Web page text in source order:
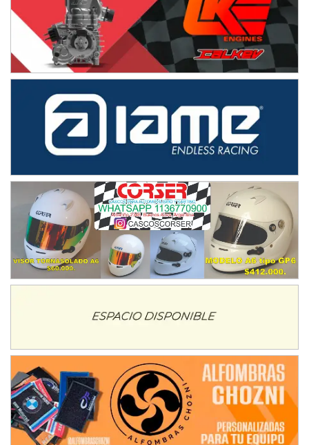
SUR SANTAFESINO - F4
José Samuel Sánchez (Tierra)
Rufino (Santa Fe)
TUCUMANO - F5
Juan Navarro (Asfalto)
COBERTURA ESPECIAL DE E-KART.COM.AR
08/09-AGO
IAME SERIES ARGENTINA 6
Baradero (Buenos Aires)
KDO - F6
Ciudad de Trenque Lauquen (Asfalto)
Trenque Lauquen (Buenos Aires)
ENTRERRIANO - F6 (POSTERGADA)
Parque de la Velocidad (Asfalto)
Villaguay (Entre Ríos)
Moto Club Reginense (Tierra)
Gral. E. Godoy (Río Negro)
CSK - F7
Juventud Unida (Tierra)
Humboldt (Santa Fe)